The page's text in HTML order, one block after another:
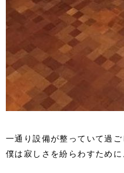
一通り設備が整っていて過
僕は寂しさを紛らわすため